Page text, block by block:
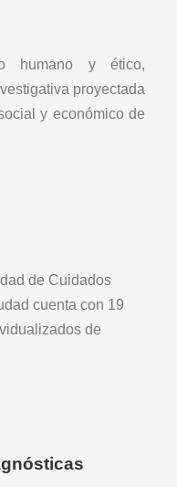
humano y ético,
proyectada
y económico de
de Cuidados
cuenta con 19
de